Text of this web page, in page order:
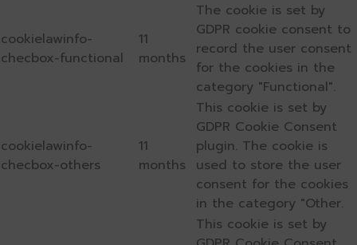
cookielawinfo-
checbox-functional
11
months
The cookie is set by
GDPR cookie consent to
record the user consent
for the cookies in the
category "Functional".
cookielawinfo-
checbox-others
11
months
This cookie is set by
GDPR Cookie Consent
plugin. The cookie is
used to store the user
consent for the cookies
in the category "Other.
This cookie is set by